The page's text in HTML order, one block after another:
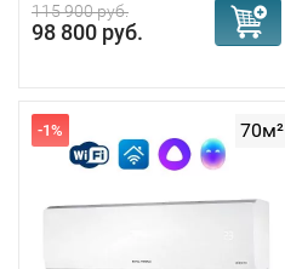
115 900 руб.
98 800 руб.
70м²
-1%